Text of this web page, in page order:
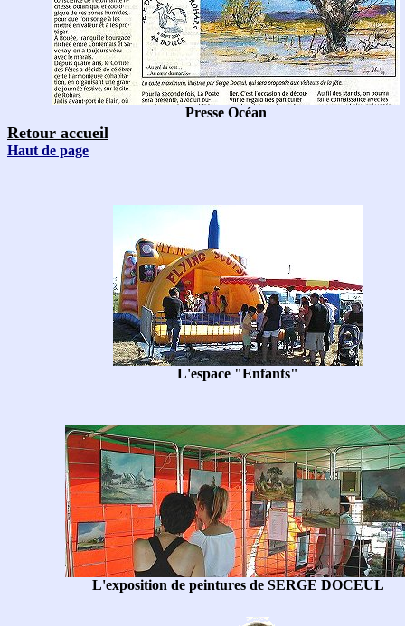
Presse Océan
Retour accueil
Haut de page
L'espace "Enfants"
L'exposition de peintures de SERGE DOCEUL